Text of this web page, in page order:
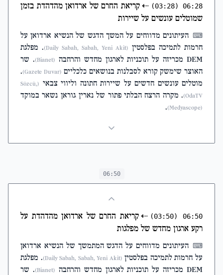
06:28
(03:28)
⇠ קריאת החרם של ארדואן מהדהדת בזמן
שמוטלים עונשים על שיירות
⌨ העיתונים מדווחים על המשך הדגש של הנשיא ארדואן על
חרמות לתמיכה בפלסטין (Daily Sabah, Sabah, Yeni Akit)
. מפלגת
DEM מכריזה על תוכניות לארגון מחדש והרחבה
(Bianet)
. שר
האוצר שימשק קורא לסבלנות בנושאים כלכליים (Gazete Duvar)
.
מוטלים עונשים חדשים על שיירות חתונה וליווי צבאי
(Sözcü,
OdaTV) . מקרה הרצח הבלתי פתור של נארין גוראן נשאר במוקד
(Medyascope)
.
06:50
06:50
(03:50)
⇠ קריאת החרם של ארדואן מהדהדת על
רקע ארגון מחדש של מפלגות
⌨ העיתונים מדווחים על הדגש המתמשך של הנשיא ארדואן
על חרמות לתמיכה בפלסטין (Daily Sabah, Sabah, Yeni Akit)
. מפלגת
DEM מכריזה על תוכניות לארגון מחדש והרחבה
(Bianet)
. שר